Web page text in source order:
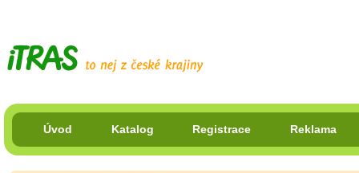
Úvod Katalog Registrace Reklama